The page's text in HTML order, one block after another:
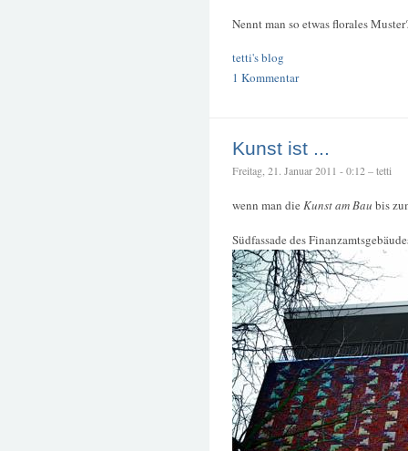
Nennt man so etwas florales
tetti's blog
1 Kommentar
Kunst ist ...
Freitag, 21. Januar 2011 - 0:12 – tetti
wenn man die Kunst am Bau bis
Südfassade des